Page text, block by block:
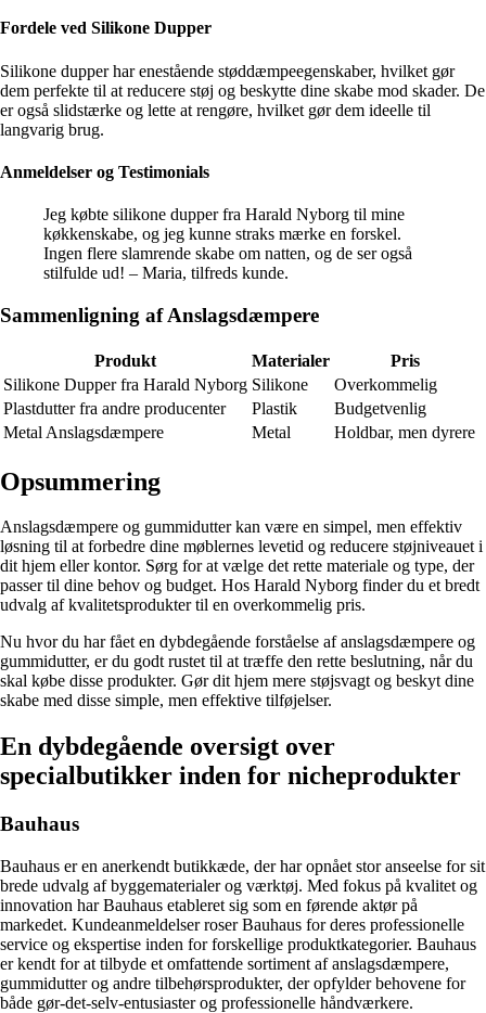
Fordele ved Silikone Dupper
Silikone dupper har enestående støddæmpeegenskaber, hvilket gør
dem perfekte til at reducere støj og beskytte dine skabe mod skader. De
er også slidstærke og lette at rengøre, hvilket gør dem ideelle til
langvarig brug.
Anmeldelser og Testimonials
Jeg købte silikone dupper fra Harald Nyborg til mine
køkkenskabe, og jeg kunne straks mærke en forskel.
Ingen flere slamrende skabe om natten, og de ser også
stilfulde ud! – Maria, tilfreds kunde.
Sammenligning af Anslagsdæmpere
Produkt Materialer
Pris
Silikone Dupper fra Harald Nyborg Silikone
Overkommelig
Plastdutter fra andre producenter
Plastik
Budgetvenlig
Metal Anslagsdæmpere
Metal Holdbar, men dyrere
Opsummering
Anslagsdæmpere og gummidutter kan være en simpel, men effektiv
løsning til at forbedre dine møblernes levetid og reducere støjniveauet i
dit hjem eller kontor. Sørg for at vælge det rette materiale og type, der
passer til dine behov og budget. Hos Harald Nyborg finder du et bredt
udvalg af kvalitetsprodukter til en overkommelig pris.
Nu hvor du har fået en dybdegående forståelse af anslagsdæmpere og
gummidutter, er du godt rustet til at træffe den rette beslutning, når du
skal købe disse produkter. Gør dit hjem mere støjsvagt og beskyt dine
skabe med disse simple, men effektive tilføjelser.
En dybdegående oversigt over
specialbutikker inden for nicheprodukter
Bauhaus
Bauhaus er en anerkendt butikkæde, der har opnået stor anseelse for sit
brede udvalg af byggematerialer og værktøj. Med fokus på kvalitet og
innovation har Bauhaus etableret sig som en førende aktør på
markedet. Kundeanmeldelser roser Bauhaus for deres professionelle
service og ekspertise inden for forskellige produktkategorier. Bauhaus
er kendt for at tilbyde et omfattende sortiment af anslagsdæmpere,
gummidutter og andre tilbehørsprodukter, der opfylder behovene for
både gør-det-selv-entusiaster og professionelle håndværkere.